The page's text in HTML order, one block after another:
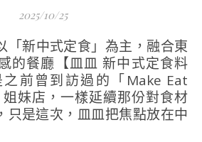
2025/10/25
的餐廳【皿皿 新中式定食料
前曾到訪過的「Make Eat
妹店，一樣延續那份對食材
只是這次，皿皿把焦點放在中